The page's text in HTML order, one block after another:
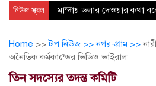
নিউজ স্ক্রল মান্দায় ডলার দেওয়ার কথা
Home >>টপ নিউজ >>নগর-গ্রাম >>
অনৈতিক কর্মকান্ডের ভিডিও ভাইরাল
তিন সদস্যের তদন্ত কমিটি